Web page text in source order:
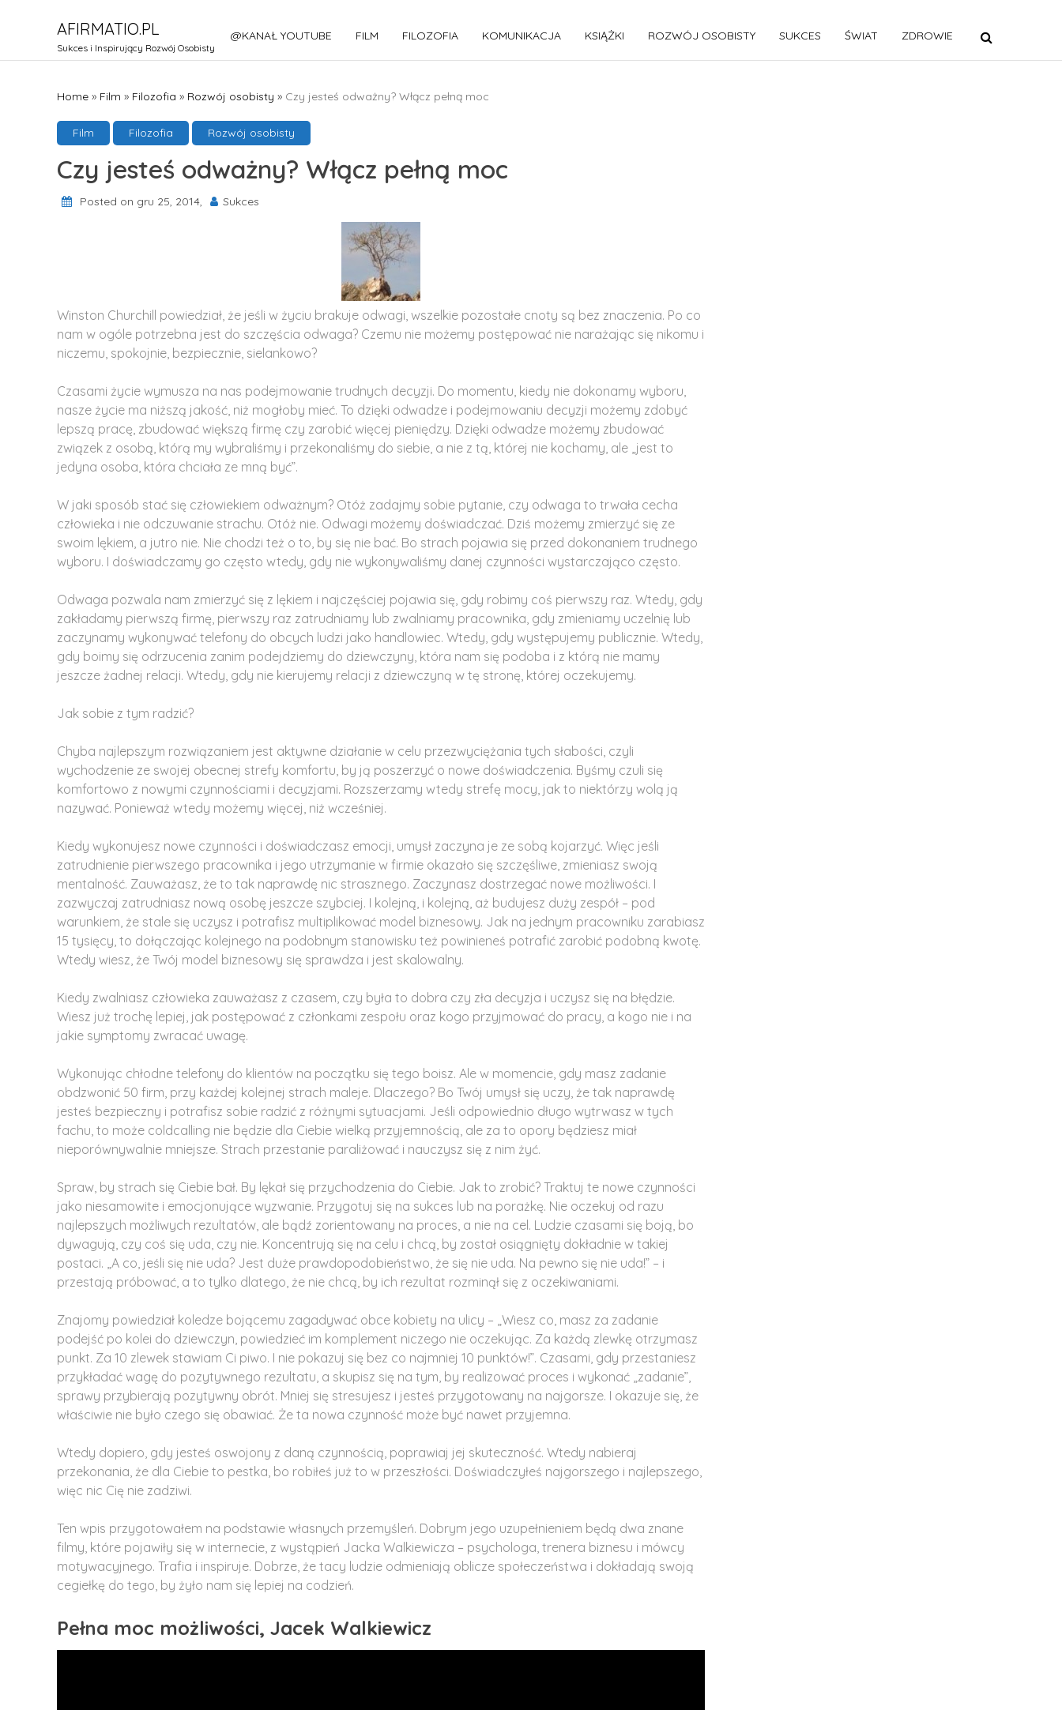
AFIRMATIO.PL
Sukces i Inspirujący Rozwój Osobisty
@KANAŁ YOUTUBE FILM FILOZOFIA KOMUNIKACJA KSIĄŻKI ROZWÓJ OSOBISTY SUKCES ŚWIAT ZDROWIE
Home » Film » Filozofia » Rozwój osobisty » Czy jesteś odważny? Włącz pełną moc
Film Filozofia Rozwój osobisty
Czy jesteś odważny? Włącz pełną moc
Posted on gru 25, 2014, Sukces
Winston Churchill powiedział, że jeśli w życiu brakuje odwagi, wszelkie pozostałe cnoty są bez znaczenia. Po co
nam w ogóle potrzebna jest do szczęścia odwaga? Czemu nie możemy postępować nie narażając się nikomu i
niczemu, spokojnie, bezpiecznie, sielankowo?
Czasami życie wymusza na nas podejmowanie trudnych decyzji. Do momentu, kiedy nie dokonamy wyboru,
nasze życie ma niższą jakość, niż mogłoby mieć. To dzięki odwadze i podejmowaniu decyzji możemy zdobyć
lepszą pracę, zbudować większą firmę czy zarobić więcej pieniędzy. Dzięki odwadze możemy zbudować
związek z osobą, którą my wybraliśmy i przekonaliśmy do siebie, a nie z tą, której nie kochamy, ale „jest to
jedyna osoba, która chciała ze mną być”.
W jaki sposób stać się człowiekiem odważnym? Otóż zadajmy sobie pytanie, czy odwaga to trwała cecha
człowieka i nie odczuwanie strachu. Otóż nie. Odwagi możemy doświadczać. Dziś możemy zmierzyć się ze
swoim lękiem, a jutro nie. Nie chodzi też o to, by się nie bać. Bo strach pojawia się przed dokonaniem trudnego
wyboru. I doświadczamy go często wtedy, gdy nie wykonywaliśmy danej czynności wystarczająco często.
Odwaga pozwala nam zmierzyć się z lękiem i najczęściej pojawia się, gdy robimy coś pierwszy raz. Wtedy, gdy
zakładamy pierwszą firmę, pierwszy raz zatrudniamy lub zwalniamy pracownika, gdy zmieniamy uczelnię lub
zaczynamy wykonywać telefony do obcych ludzi jako handlowiec. Wtedy, gdy występujemy publicznie. Wtedy,
gdy boimy się odrzucenia zanim podejdziemy do dziewczyny, która nam się podoba i z którą nie mamy
jeszcze żadnej relacji. Wtedy, gdy nie kierujemy relacji z dziewczyną w tę stronę, której oczekujemy.
Jak sobie z tym radzić?
Chyba najlepszym rozwiązaniem jest aktywne działanie w celu przezwyciężania tych słabości, czyli
wychodzenie ze swojej obecnej strefy komfortu, by ją poszerzyć o nowe doświadczenia. Byśmy czuli się
komfortowo z nowymi czynnościami i decyzjami. Rozszerzamy wtedy strefę mocy, jak to niektórzy wolą ją
nazywać. Ponieważ wtedy możemy więcej, niż wcześniej.
Kiedy wykonujesz nowe czynności i doświadczasz emocji, umysł zaczyna je ze sobą kojarzyć. Więc jeśli
zatrudnienie pierwszego pracownika i jego utrzymanie w firmie okazało się szczęśliwe, zmieniasz swoją
mentalność. Zauważasz, że to tak naprawdę nic strasznego. Zaczynasz dostrzegać nowe możliwości. I
zazwyczaj zatrudniasz nową osobę jeszcze szybciej. I kolejną, i kolejną, aż budujesz duży zespół – pod
warunkiem, że stale się uczysz i potrafisz multiplikować model biznesowy. Jak na jednym pracowniku zarabiasz
15 tysięcy, to dołączając kolejnego na podobnym stanowisku też powinieneś potrafić zarobić podobną kwotę.
Wtedy wiesz, że Twój model biznesowy się sprawdza i jest skalowalny.
Kiedy zwalniasz człowieka zauważasz z czasem, czy była to dobra czy zła decyzja i uczysz się na błędzie.
Wiesz już trochę lepiej, jak postępować z członkami zespołu oraz kogo przyjmować do pracy, a kogo nie i na
jakie symptomy zwracać uwagę.
Wykonując chłodne telefony do klientów na początku się tego boisz. Ale w momencie, gdy masz zadanie
obdzwonić 50 firm, przy każdej kolejnej strach maleje. Dlaczego? Bo Twój umysł się uczy, że tak naprawdę
jesteś bezpieczny i potrafisz sobie radzić z różnymi sytuacjami. Jeśli odpowiednio długo wytrwasz w tych
fachu, to może coldcalling nie będzie dla Ciebie wielką przyjemnością, ale za to opory będziesz miał
nieporównywalnie mniejsze. Strach przestanie paraliżować i nauczysz się z nim żyć.
Spraw, by strach się Ciebie bał. By lękał się przychodzenia do Ciebie. Jak to zrobić? Traktuj te nowe czynności
jako niesamowite i emocjonujące wyzwanie. Przygotuj się na sukces lub na porażkę. Nie oczekuj od razu
najlepszych możliwych rezultatów, ale bądź zorientowany na proces, a nie na cel. Ludzie czasami się boją, bo
dywagują, czy coś się uda, czy nie. Koncentrują się na celu i chcą, by został osiągnięty dokładnie w takiej
postaci. „A co, jeśli się nie uda? Jest duże prawdopodobieństwo, że się nie uda. Na pewno się nie uda!” – i
przestają próbować, a to tylko dlatego, że nie chcą, by ich rezultat rozminął się z oczekiwaniami.
Znajomy powiedział koledze bojącemu zagadywać obce kobiety na ulicy – „Wiesz co, masz za zadanie
podejść po kolei do dziewczyn, powiedzieć im komplement niczego nie oczekując. Za każdą zlewkę otrzymasz
punkt. Za 10 zlewek stawiam Ci piwo. I nie pokazuj się bez co najmniej 10 punktów!”. Czasami, gdy przestaniesz
przykładać wagę do pozytywnego rezultatu, a skupisz się na tym, by realizować proces i wykonać „zadanie”,
sprawy przybierają pozytywny obrót. Mniej się stresujesz i jesteś przygotowany na najgorsze. I okazuje się, że
właściwie nie było czego się obawiać. Że ta nowa czynność może być nawet przyjemna.
Wtedy dopiero, gdy jesteś oswojony z daną czynnością, poprawiaj jej skuteczność. Wtedy nabieraj
przekonania, że dla Ciebie to pestka, bo robiłeś już to w przeszłości. Doświadczyłeś najgorszego i najlepszego,
więc nic Cię nie zadziwi.
Ten wpis przygotowałem na podstawie własnych przemyśleń. Dobrym jego uzupełnieniem będą dwa znane
filmy, które pojawiły się w internecie, z wystąpień Jacka Walkiewicza – psychologa, trenera biznesu i mówcy
motywacyjnego. Trafia i inspiruje. Dobrze, że tacy ludzie odmieniają oblicze społeczeństwa i dokładają swoją
cegiełkę do tego, by żyło nam się lepiej na codzień.
Pełna moc możliwości, Jacek Walkiewicz